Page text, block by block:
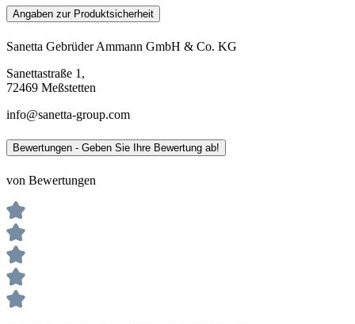
Angaben zur Produktsicherheit
Sanetta Gebrüder Ammann GmbH & Co. KG
Sanettastraße 1,
72469 Meßstetten
info@sanetta-group.com
Bewertungen - Geben Sie Ihre Bewertung ab!
von Bewertungen